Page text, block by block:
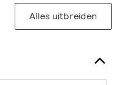
Alles uitbreiden